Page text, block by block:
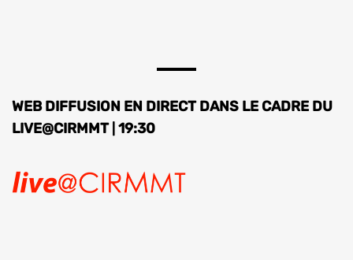
WEB DIFFUSION EN DIRECT DANS LE CADRE DU
LIVE@CIRMMT 19:30